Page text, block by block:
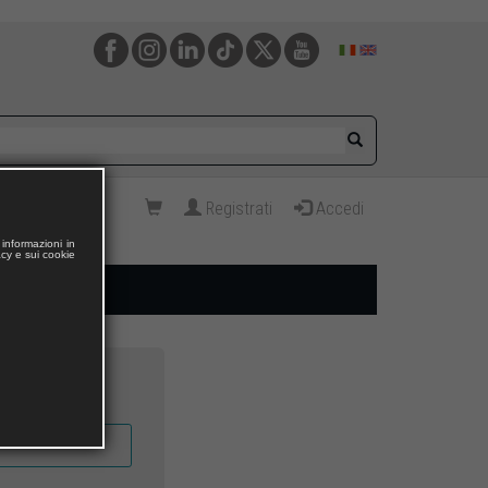
Registrati Accedi
in
e sui cookie